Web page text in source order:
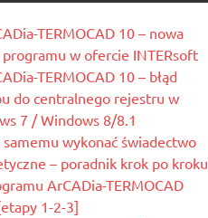
TERMOCAD 10 – nowa
w ofercie INTERsoft
TERMOCAD 10 – błąd
do centralnego rejestru w
7 / Windows 8/8.1
samemu wykonać świadectwo
– poradnik krok po kroku
ArCADia-TERMOCAD
1-2-3]